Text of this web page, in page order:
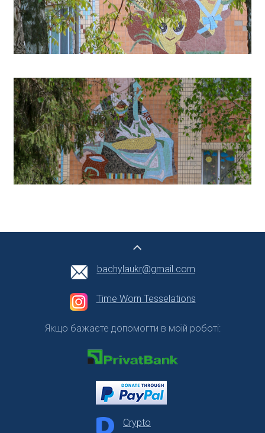
bachylaukr@gmail.com
Time Worn Tesselations
Якщо бажаєте допомогти в моїй роботі:
Crypto